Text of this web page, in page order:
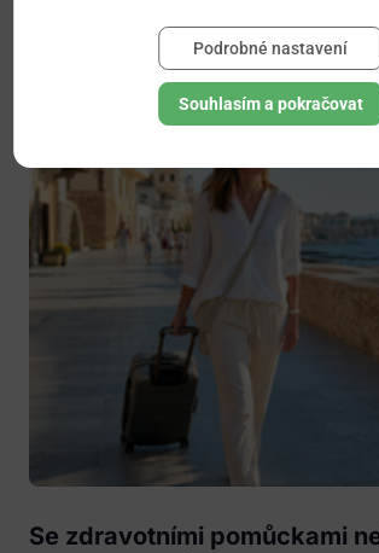
Se zdravotními pomůckami
Podrobné nastavení
Souhlasím a pokračovat